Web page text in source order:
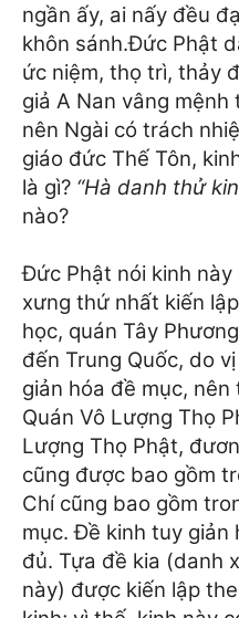
ngần ấy, ai nấy đều
khôn sánh.Đức Phật
ức niệm, thọ trì, thảy
giả A Nan vâng
nên Ngài có trách
giáo đức Thế Tôn,
là gì? “Hà danh thử
nào?
Đức Phật nói kinh
xưng thứ nhất kiến
học, quán Tây
đến Trung Quốc, do
giản hóa đề mục,
Quán Vô Lượng Thọ
Lượng Thọ Phật,
cũng được bao gồm
Chí cũng bao gồm
mục. Đề kinh tuy giản
đủ. Tựa đề kia (danh
này) được kiến lập